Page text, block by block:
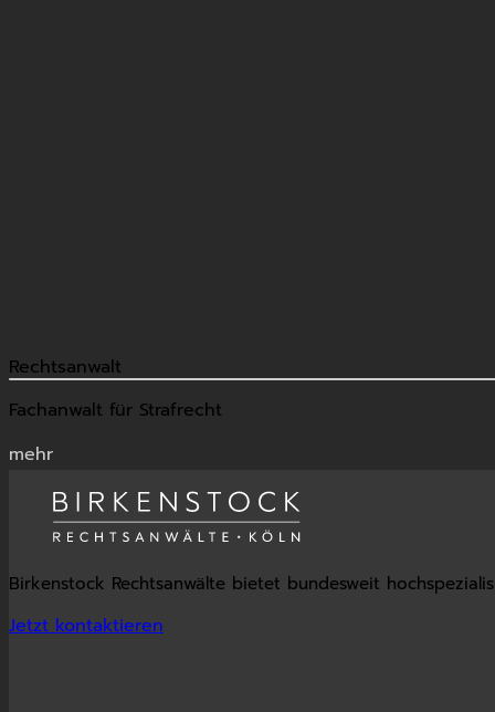
Rechtsanwalt
Fachanwalt für Strafrecht
mehr
Birkenstock Rechtsanwälte bietet bundesweit
Jetzt kontaktieren